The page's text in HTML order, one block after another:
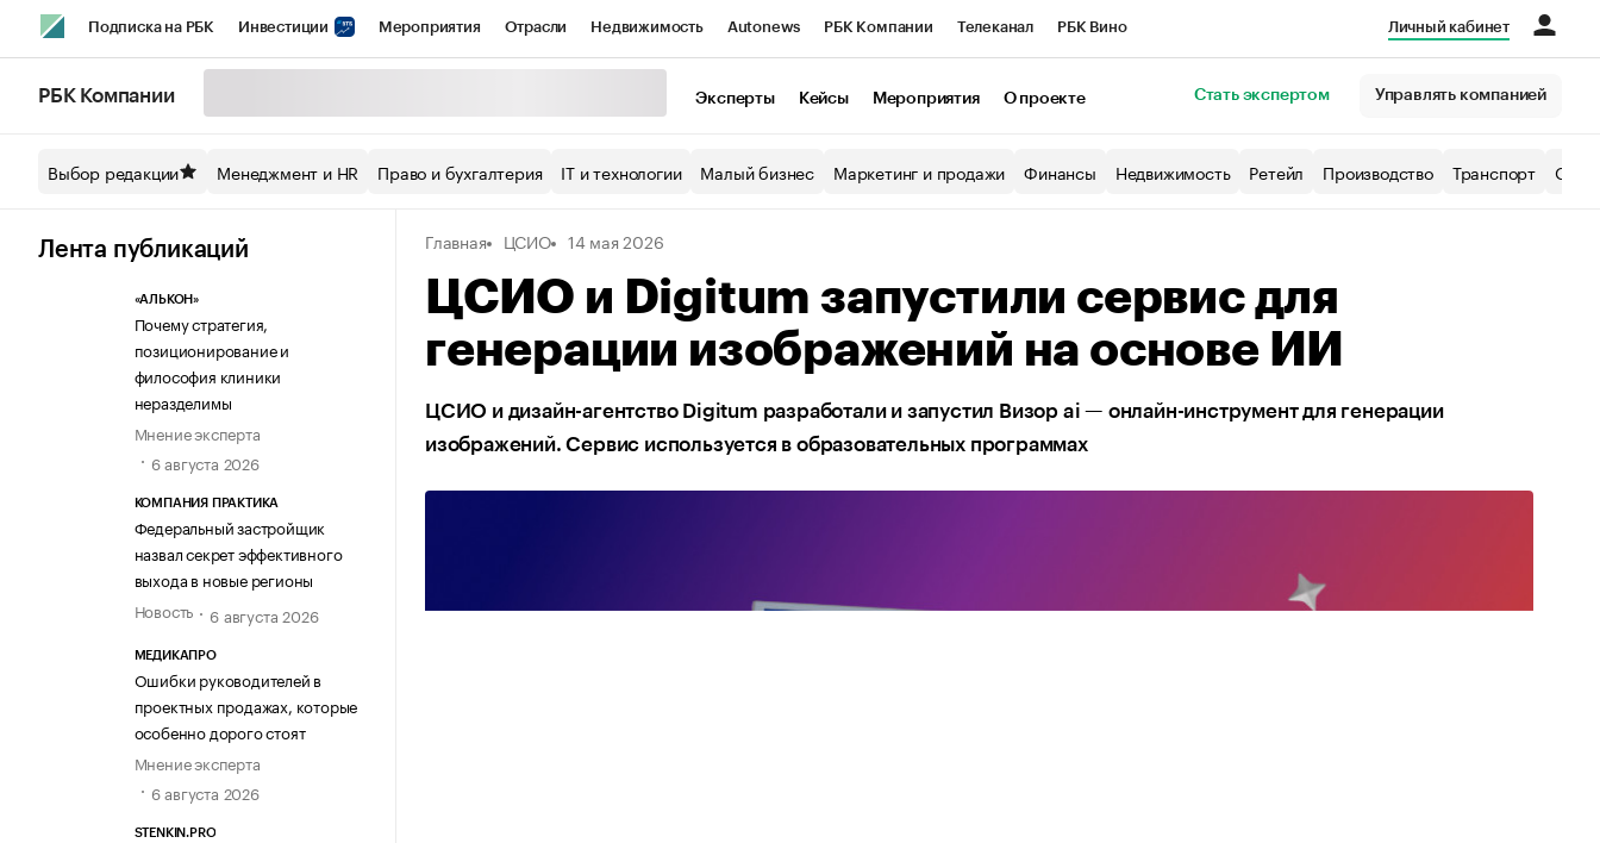
Подписка на РБК Инвестиции Мероприятия Отрасли Недвижимость Autonews РБК Компании Телеканал РБК Вино
Спецпроекты СПб Конференции СПб Спецпроекты Экономика Бизнес
Технологии и медиа Рынок наличной валюты
Личный кабинет
РБК Компании Эксперты Кейсы Мероприятия О проекте Стать экспертом Управлять компанией
Выбор редакции Менеджмент и HR Право и бухгалтерия IT и технологии Малый бизнес Маркетинг и продажи Финансы Недвижимость Ретейл Производство Транспорт
Лента публикаций
«АЛЬКОН»
Почему стратегия,
позиционирование и
философия клиники
неразделимы
Мнение эксперта
6 августа 2026
КОМПАНИЯ ПРАКТИКА
Федеральный застройщик
назвал секрет эффективного
выхода в новые регионы
Новость
6 августа 2026
МЕДИКАПРО
Ошибки руководителей в
проектных продажах, которые
особенно дорого стоят
Мнение эксперта
6 августа 2026
STENKIN.PRO
Главная ЦСИО 14 мая 2026
ЦСИО и Digitum запустили сервис для
генерации изображений на основе ИИ
ЦСИО и дизайн-агентство Digitum разработали и запустил Визор ai — онлайн-инструмент для генерации
изображений. Сервис используется в образовательных программах